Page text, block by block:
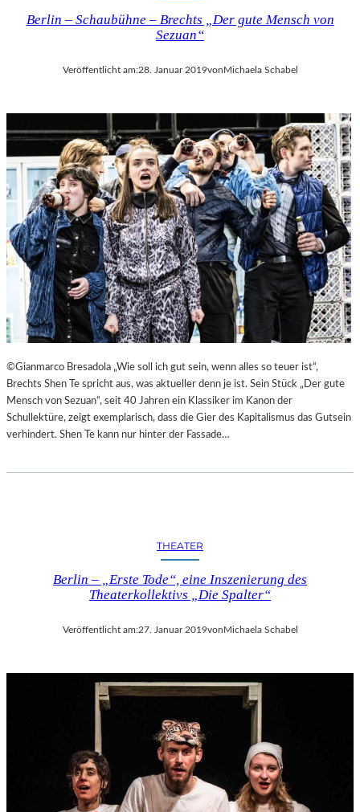
Berlin – Schaubühne – Brechts „Der gute Mensch von
Sezuan“
Veröffentlicht am:28. Januar 2019vonMichaela Schabel
©Gianmarco Bresadola „Wie soll ich gut sein, wenn alles so teuer ist“,
Brechts Shen Te spricht aus, was aktueller denn je ist. Sein Stück „Der gute
Mensch von Sezuan“, seit 40 Jahren ein Klassiker im Kanon der
Schullektüre, zeigt exemplarisch, dass die Gier des Kapitalismus das Gutsein
verhindert. Shen Te kann nur hinter der Fassade…
THEATER
Berlin – „Erste Tode“, eine Inszenierung des
Theaterkollektivs „Die Spalter“
Veröffentlicht am:27. Januar 2019vonMichaela Schabel